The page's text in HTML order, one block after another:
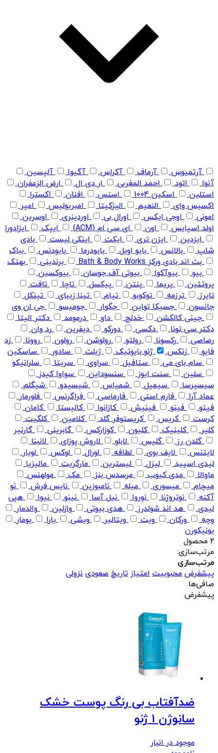
آرتمیوس آرماف آکراس آگیوا
آلپسین
آنوا
اتود احمد المغربی ار دی ال
ارض الزعفران
استلین
اسکین 1004 اسنس افنان
اکسترا
اکسیس وای
النعیم الیزکیتا امبریولیس
امپر
امونی
اوجی ایکس اورال بی اوردینری
اوسرین
اولد اسپایس
اون ای سی ام (ACM) ایپک
ایزادورا
ایزدین
ایزن تری ایکت اینکی لیست
بادی
شاپ
بالانس بایو اویل بایودرما بایودنس
بباک
بث اند بادی ورکز Bath & Body Works
برندینی
بهتک
بیو
بیوآکوا بیوتی آف جوسان
بیوکسین
پروتئین
پریما پنتن پیکسل تاچا
تافت
تایرز
ترزمه توکوبو تیام تینا زیبای
تینکل
جانسون
جسیکا تواین جگوار جومیسو
جی ان وی
جینی کالکشن
خدلج داو درمومد
دکتر الیتا
دکتر سی تونا
دکسی دورکو دیفرین
رد وان
رصاصی
رکسونا رولتو رولوشن رولون روونا
زد
فایو
زنکس ژنو بایوتیک ژیلت سادور
ساسکین
سام بای می
ستافیل سراوی سریتا
سلرانیکو
سلین
سنت ایوز سنسوداین
سواوا کیدز
سیسپرسا
سیمپل شمیاس شیسیدو
شیگلم
عماد آرا
فارم استی فارماسی فراگرنس
فلورمار
فیتو
فینو فینیش کازانوا کالیستا
کامان
کرست
کریس کریستوفر گلد کلامین
کلگیت
کلیر
کلینیک کلیون کوزارکس گابرینی
گارنیر
گلدن رز
گلیس لابلو لاروش پوزای
لانبنا
لایتنس
لایف بوی لطافه لورال لوکس
لویار
لیدی اسپید
لیزل لیسترین مارگریت
مالیزیا
ماوالا
مدی کیوب مرسدس بنز مک
مولهنس
میچام
میسوری میله نامبوزین نایس فرش
نو
آکنه
نوتروژنا نوروا نیل آسا نینو نیوا
هپی
لیدی
هد اند شولدرز هدی بیوتی وازلین
والدمار
وچه
ورکان ویت ویتالیر ویشی یارا
یومار
یونیکورن
2 محصول
مرتب‌سازی:
مرتب‌سازی
پیشفرض محبوبیت امتیاز تاریخ صعودی نزولی
صافی‌ها
پیشفرض
ضدآفتاب بی رنگ پوست خشک
سانوژن 1 ژنو
موجود در انبار